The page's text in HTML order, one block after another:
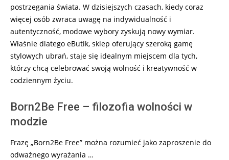
postrzegania świata. W dzisiejszych czasach, kiedy coraz
więcej osób zwraca uwagę na indywidualność i
autentyczność, modowe wybory zyskują nowy wymiar.
Właśnie dlatego eButik, sklep oferujący szeroką gamę
stylowych ubrań, staje się idealnym miejscem dla tych,
którzy chcą celebrować swoją wolność i kreatywność w
codziennym życiu.
Born2Be Free – filozofia wolności w
modzie
Frazę „Born2Be Free” można rozumieć jako zaproszenie do
odważnego wyrażania …